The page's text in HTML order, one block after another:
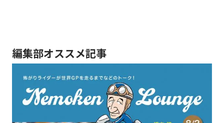
編集部オススメ記事